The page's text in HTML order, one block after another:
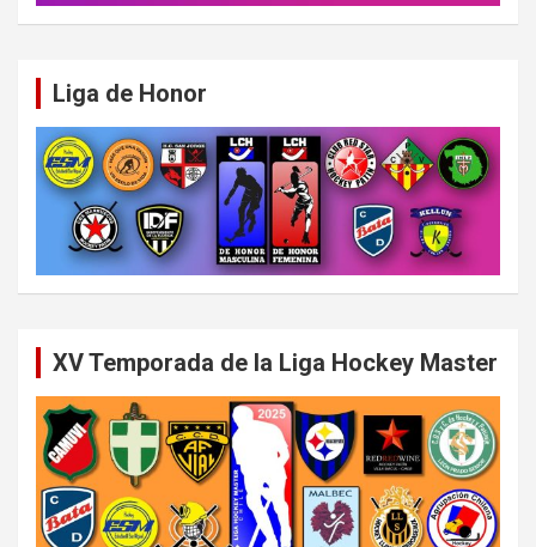
Liga de Honor
XV Temporada de la Liga Hockey Master